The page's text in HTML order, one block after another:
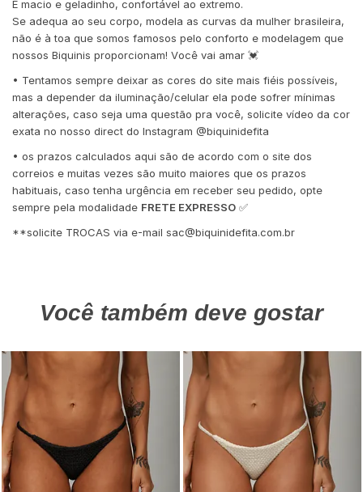
É macio e geladinho, confortável ao extremo.
Se adequa ao seu corpo, modela as curvas da mulher brasileira,
não é à toa que somos famosos pelo conforto e modelagem que
nossos Biquinis proporcionam! Você vai amar 💓
• Tentamos sempre deixar as cores do site mais fiéis possíveis,
mas a depender da iluminação/celular ela pode sofrer mínimas
alterações, caso seja uma questão pra você, solicite vídeo da cor
exata no nosso direct do Instagram @biquinidefita
• os prazos calculados aqui são de acordo com o site dos
correios e muitas vezes são muito maiores que os prazos
habituais, caso tenha urgência em receber seu pedido, opte
sempre pela modalidade FRETE EXPRESSO ✅
**solicite TROCAS via e-mail sac@biquinidefita.com.br
Você também deve gostar